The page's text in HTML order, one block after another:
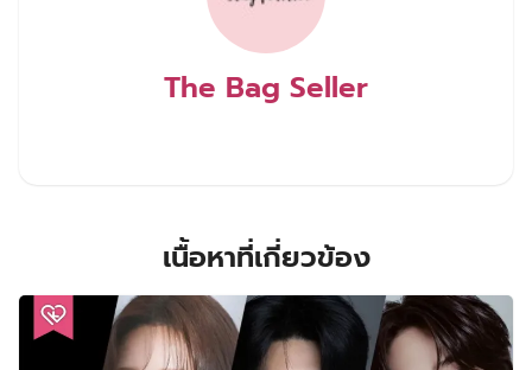
Mad Dog ยูจีแท รยูฮวายอง
อูโดฮวาน